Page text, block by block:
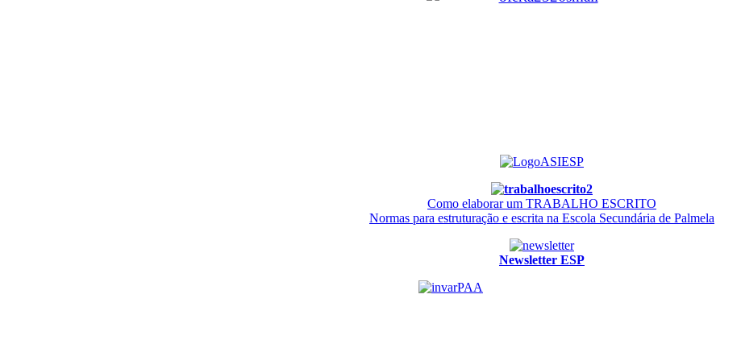
Como elaborar um TRABALHO ESCRITO
Normas para estruturação e escrita na Escola Secundária de Palmela
Newsletter ESP